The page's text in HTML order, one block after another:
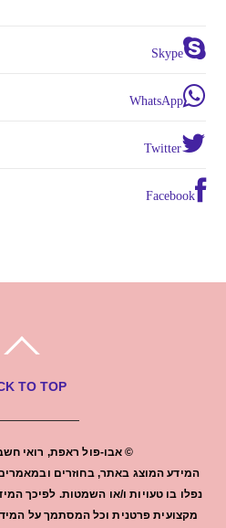
Skype
WhatsApp
Twitter
Facebook
TO TOP
© אבו-פול ראפת, רואי
המידע המוצג באתר, בחוזרים ובמאמרים
נפלו בו טעויות ו/או השמטות. לפיכך
מקצועית פרטנית וכל המסתמך על